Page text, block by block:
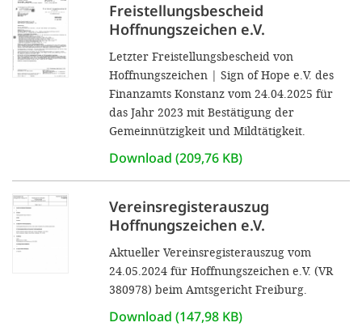
Freistellungsbescheid
Hoffnungszeichen e.V.
Letzter Freistellungsbescheid von
Hoffnungszeichen | Sign of Hope e.V. des
Finanzamts Konstanz vom 24.04.2025 für
das Jahr 2023 mit Bestätigung der
Gemeinnützigkeit und Mildtätigkeit.
Download (209,76 KB)
Vereinsregisterauszug
Hoffnungszeichen e.V.
Aktueller Vereinsregisterauszug vom
24.05.2024 für Hoffnungszeichen e.V. (VR
380978) beim Amtsgericht Freiburg.
Download (147,98 KB)